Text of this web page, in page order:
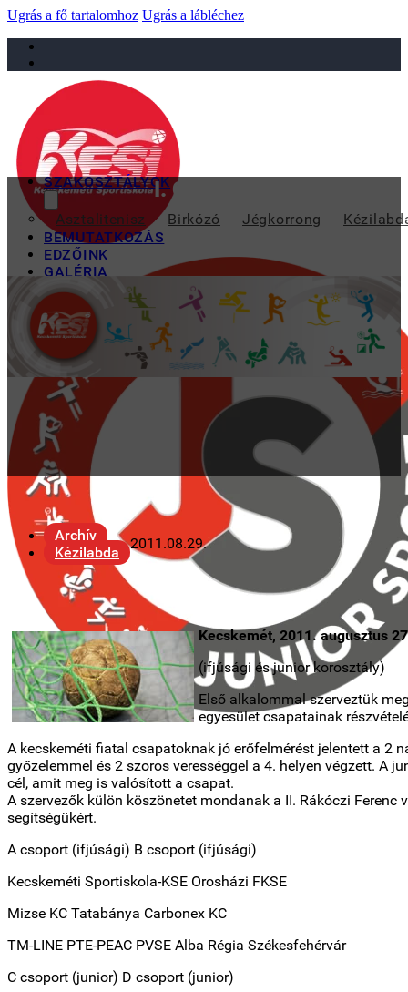
Ugrás a fő tartalomhoz Ugrás a lábléchez
sportiskola@juniorsportkft.hu
SZAKOSZTÁLYOK
Asztalitenisz Birkózó Jégkorrong
BEMUTATKOZÁS
EDZŐINK
GALÉRIA
TAO
KAPCSOLAT
I. CZAGÁNY KÁROLY
Archív
Kézilabda
2011.08.29.
Kecskemét, 2011. augusztus
(ifjúsági és junior korosztály)
Első alkalommal szerveztük
egyesület csapatainak
A kecskeméti fiatal csapatoknak jó erőfelmérést jelentett a 2
győzelemmel és 2 szoros verességgel a 4. helyen végzett. A
cél, amit meg is valósított a csapat.
A szervezők külön köszönetet mondanak a II. Rákóczi
segítségükért.
A csoport (ifjúsági) B csoport (ifjúsági)
Kecskeméti Sportiskola-KSE Orosházi FKSE
Mizse KC Tatabánya Carbonex KC
TM-LINE PTE-PEAC PVSE Alba Régia Székesfehérvár
C csoport (junior) D csoport (junior)